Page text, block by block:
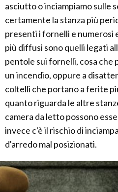
asciutto o inciampiamo sulle
certamente la stanza più
presenti i fornelli e
più diffusi sono quelli legati
pentole sui fornelli, cosa che
un incendio, oppure a
coltelli che portano a ferite
quanto riguarda le altre
camera da letto possono
invece c'è il rischio di
d'arredo mal posizionati.